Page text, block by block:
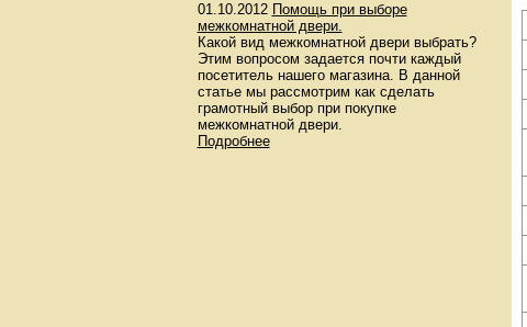
01.10.2012 Помощь при выборе
межкомнатной двери.
Какой вид межкомнатной двери выбрать?
Этим вопросом задается почти каждый
посетитель нашего магазина. В данной
статье мы рассмотрим как сделать
грамотный выбор при покупке
межкомнатной двери.
Подробнее